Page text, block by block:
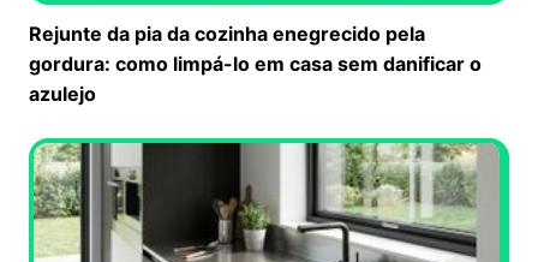
Rejunte da pia da cozinha enegrecido pela
gordura: como limpá-lo em casa sem danificar o
azulejo